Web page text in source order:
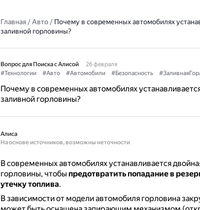
Главная/Авто/ Почему в современных автомобилях
заливной горловины?
Вопрос для Поиска с Алисой
26 февраля
#Технологии
#Авто #Автомобили #Безопасность
Почему в современных автомобилях
заливной горловины?
Алиса
На основе источников, возможны неточности
В современных автомобилях устанавливается
горловины, чтобы предотвратить попадание в
утечку топлива.
В зависимости от модели автомобиля горловина